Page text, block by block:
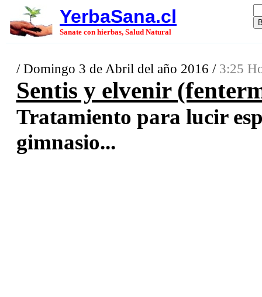
YerbaSana.cl
Sanate con hierbas, Salud Natural
/ Domingo 3 de Abril del año 2016 / 3:25
Sentis y elvenir
Tratamiento para lucir
gimnasio...